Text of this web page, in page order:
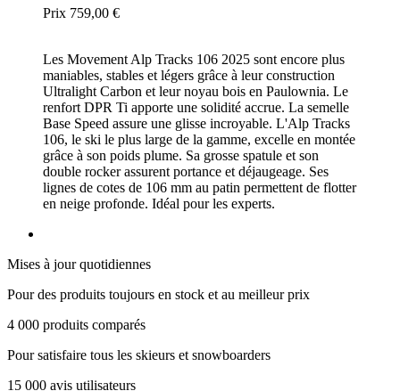
Prix 759,00 €
Les Movement Alp Tracks 106 2025 sont encore plus
maniables, stables et légers grâce à leur construction
Ultralight Carbon et leur noyau bois en Paulownia. Le
renfort DPR Ti apporte une solidité accrue. La semelle
Base Speed assure une glisse incroyable. L'Alp Tracks
106, le ski le plus large de la gamme, excelle en montée
grâce à son poids plume. Sa grosse spatule et son
double rocker assurent portance et déjaugeage. Ses
lignes de cotes de 106 mm au patin permettent de flotter
en neige profonde. Idéal pour les experts.
Mises à jour quotidiennes
Pour des produits toujours en stock et au meilleur prix
4 000 produits comparés
Pour satisfaire tous les skieurs et snowboarders
15 000 avis utilisateurs